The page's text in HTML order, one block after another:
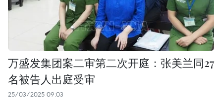
万盛发集团案二审第二次开庭：张美兰同27
名被告人出庭受审
25/03/2025 09:03